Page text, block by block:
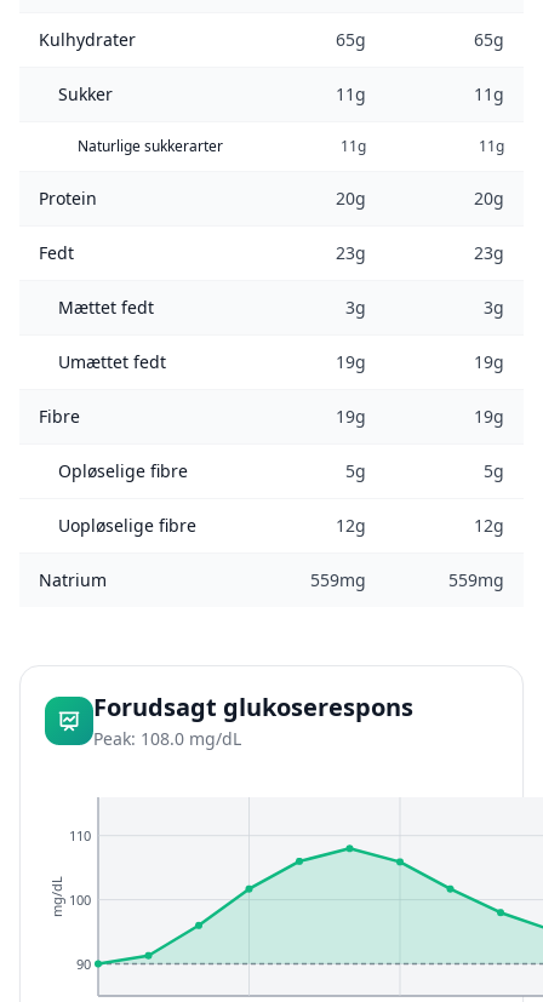
Kulhydrater 65g 65g
Sukker 11g 11g
Naturlige sukkerarter 11g 11g
Protein 20g 20g
Fedt 23g 23g
Mættet fedt 3g 3g
Umættet fedt 19g 19g
Fibre 19g 19g
Opløselige fibre 5g 5g
Uopløselige fibre 12g 12g
Natrium 559mg 559mg
Forudsagt glukoserespons
Peak: 108.0 mg/dL
90
100
110
mg/dL